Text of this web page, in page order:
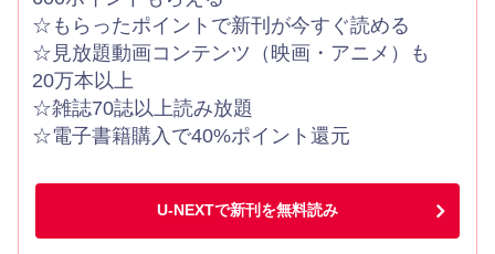
☆もらったポイントで新刊が今すぐ読める
☆見放題動画コンテンツ（映画・アニメ）も
20万本以上
☆雑誌70誌以上読み放題
☆電子書籍購入で40%ポイント還元
U-NEXTで新刊を無料読み